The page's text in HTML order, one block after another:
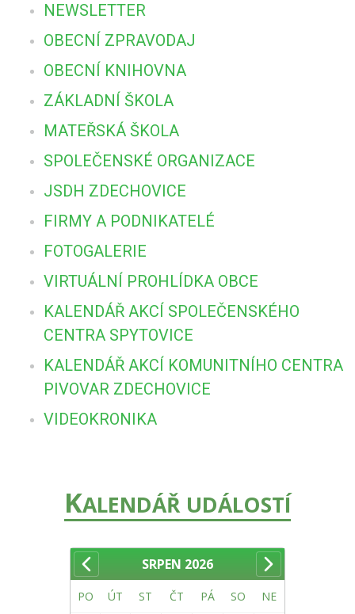
NEWSLETTER
OBECNÍ ZPRAVODAJ
OBECNÍ KNIHOVNA
ZÁKLADNÍ ŠKOLA
MATEŘSKÁ ŠKOLA
SPOLEČENSKÉ ORGANIZACE
JSDH ZDECHOVICE
FIRMY A PODNIKATELÉ
FOTOGALERIE
VIRTUÁLNÍ PROHLÍDKA OBCE
KALENDÁŘ AKCÍ SPOLEČENSKÉHO
CENTRA SPYTOVICE
KALENDÁŘ AKCÍ KOMUNITNÍHO CENTRA
PIVOVAR ZDECHOVICE
VIDEOKRONIKA
KALENDÁŘ UDÁLOSTÍ
SRPEN 2026
PO ÚT ST ČT PÁ SO NE